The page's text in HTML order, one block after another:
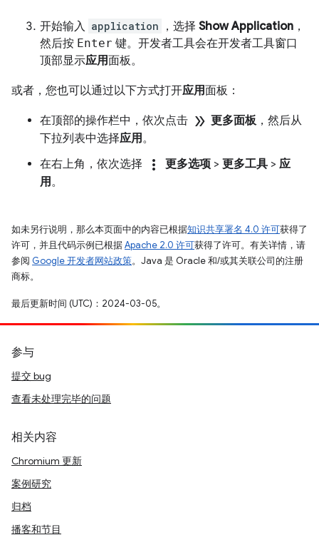
开始输入 application ，选择 Show Application ，
然后按 Enter 键。开发者工具会在开发者工具窗口
顶部显示应用面板。
或者，您也可以通过以下方式打开应用面板：
在顶部的操作栏中，依次点击 double_arrow 更多面板，然后从
下拉列表中选择应用。
在右上角，依次选择
more_vert 更多选项 > 更多工具 > 应
用。
如未另行说明，那么本页面中的内容已根据知识共享署名 4.0 许可获得了
许可，并且代码示例已根据Apache 2.0 许可获得了许可。有关详情，请
参阅 Google 开发者网站政策。Java 是 Oracle 和/或其关联公司的注册
商标。
最后更新时间 (UTC)：2024-03-05。
参与
提交 bug
查看未处理完毕的问题
相关内容
Chromium 更新
案例研究
归档
播客和节目